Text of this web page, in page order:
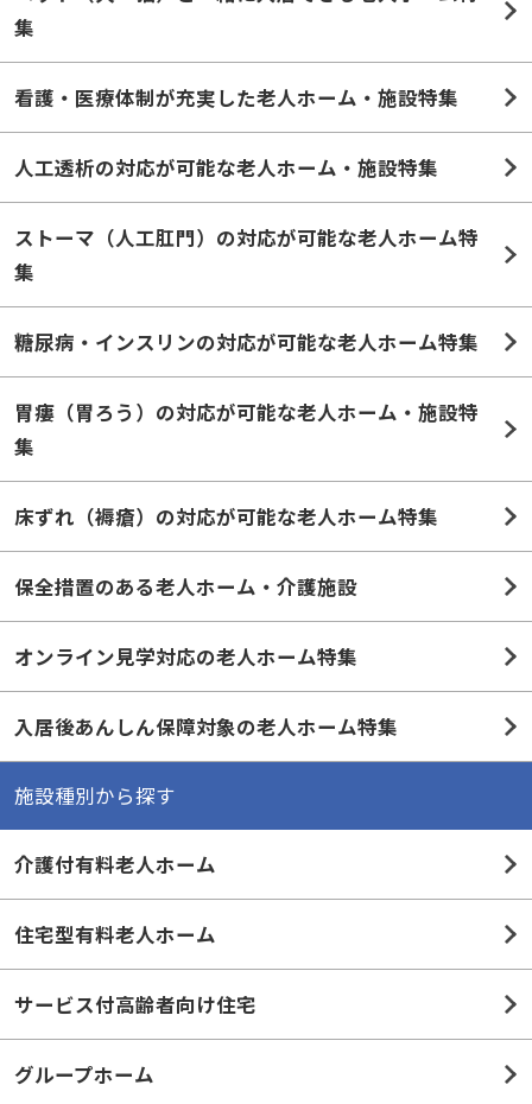
集
看護・医療体制が充実した老人ホーム・施設特集
人工透析の対応が可能な老人ホーム・施設特集
ストーマ（人工肛門）の対応が可能な老人ホーム特
集
糖尿病・インスリンの対応が可能な老人ホーム特集
胃瘻（胃ろう）の対応が可能な老人ホーム・施設特
集
床ずれ（褥瘡）の対応が可能な老人ホーム特集
保全措置のある老人ホーム・介護施設
オンライン見学対応の老人ホーム特集
入居後あんしん保障対象の老人ホーム特集
施設種別から探す
介護付有料老人ホーム
住宅型有料老人ホーム
サービス付高齢者向け住宅
グループホーム